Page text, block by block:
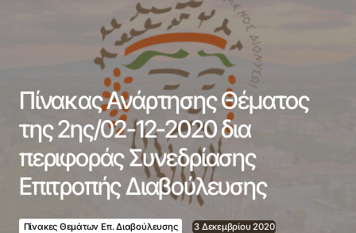
Πίνακας Ανάρτησης Θέματος
της 2ης/02-12-2020 δια
περιφοράς Συνεδρίασης
Επιτροπής Διαβούλευσης
Πίνακες Θεμάτων Επ. Διαβούλευσης 3 Δεκεμβρίου 2020